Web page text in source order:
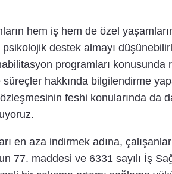
hem iş hem de özel
destek almayı
programları konusunda
hakkında bilgilendirme
feshi konularında da
en aza indirmek adına,
77. maddesi ve 6331 sayılı İş